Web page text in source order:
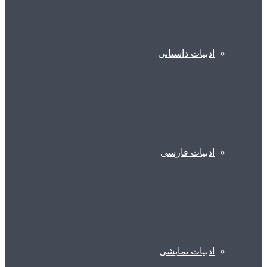
ادبیات داستانی
ادبیات فارسی
ادبیات نمایشی